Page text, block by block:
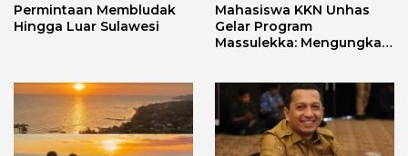
Permintaan Membludak
Hingga Luar Sulawesi
Mahasiswa KKN Unhas
Gelar Program
Massulekka: Mengungkap